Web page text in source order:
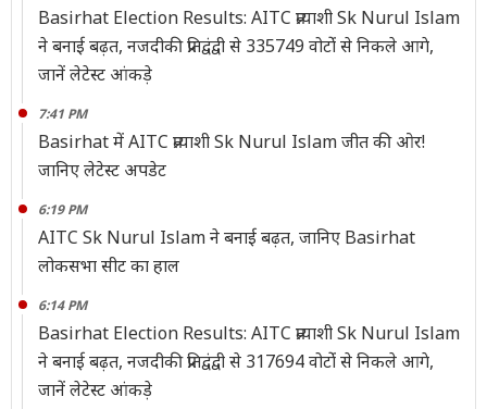
Basirhat Election Results: AITC प्रत्याशी Sk Nurul Islam
ने बनाई बढ़त, नजदीकी प्रतिद्वंद्वी से 335749 वोटोंं से निकले आगे,
जानें लेटेस्ट आंकड़े
7:41 PM
Basirhat में AITC प्रत्याशी Sk Nurul Islam जीत की ओर!
जानिए लेटेस्ट अपडेट
6:19 PM
AITC Sk Nurul Islam ने बनाई बढ़त, जानिए Basirhat
लोकसभा सीट का हाल
6:14 PM
Basirhat Election Results: AITC प्रत्याशी Sk Nurul Islam
ने बनाई बढ़त, नजदीकी प्रतिद्वंद्वी से 317694 वोटोंं से निकले आगे,
जानें लेटेस्ट आंकड़े